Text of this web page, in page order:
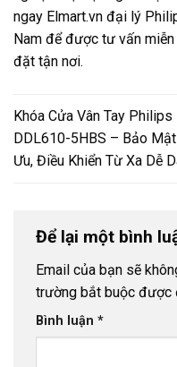
ngay Elmart.vn đại lý
Nam để được tư vấn
đặt tận nơi.
Khóa Cửa Vân Tay Philips
DDL610-5HBS – Bảo
Ưu, Điều Khiển Từ Xa Dễ
Để lại một bình
Email của bạn sẽ
trường bắt buộc được
Bình luận *